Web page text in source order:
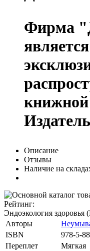
Фирма
является
Описание
Отзывы
Наличие на
Рейтинг:
Эндоэкология здоровья
Авторы
ISBN
978-5-
Переплет
Мягкая